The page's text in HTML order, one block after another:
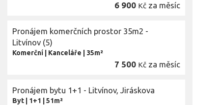
6 900 Kč za měsíc
Pronájem komerčních prostor 35m2 -
Litvínov (5)
Komerční Kanceláře 35m²
7 500 Kč za měsíc
Pronájem bytu 1+1 - Litvínov, Jiráskova
Byt 1+1 51m²